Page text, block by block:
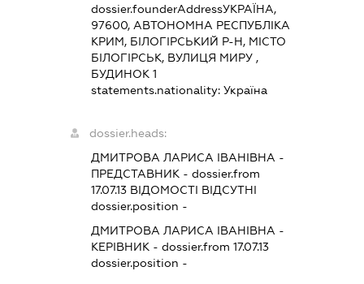
dossier.founderAddressУКРАЇНА,
97600, АВТОНОМНА РЕСПУБЛІКА
КРИМ, БІЛОГІРСЬКИЙ Р-Н, МІСТО
БІЛОГІРСЬК, ВУЛИЦЯ МИРУ ,
БУДИНОК 1
statements.nationality: Україна
dossier.heads:
ДМИТРОВА ЛАРИСА ІВАНІВНА -
ПРЕДСТАВНИК - dossier.from
17.07.13ВІДОМОСТІ ВІДСУТНІ
dossier.position -
ДМИТРОВА ЛАРИСА ІВАНІВНА -
КЕРІВНИК - dossier.from 17.07.13
dossier.position -